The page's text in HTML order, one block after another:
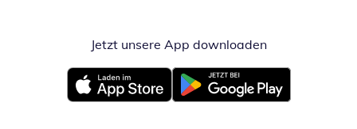
Jetzt unsere App downloadenÖffnet in
Öffnet in neuem FensterÖffnet in neuem Fenster